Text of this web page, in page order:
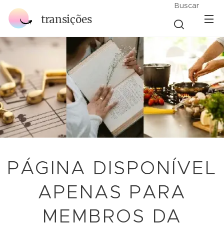
transições
Buscar
PÁGINA DISPONÍVEL
APENAS PARA
MEMBROS DA